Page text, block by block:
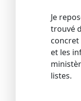
Je
trouvé
et les
listes.